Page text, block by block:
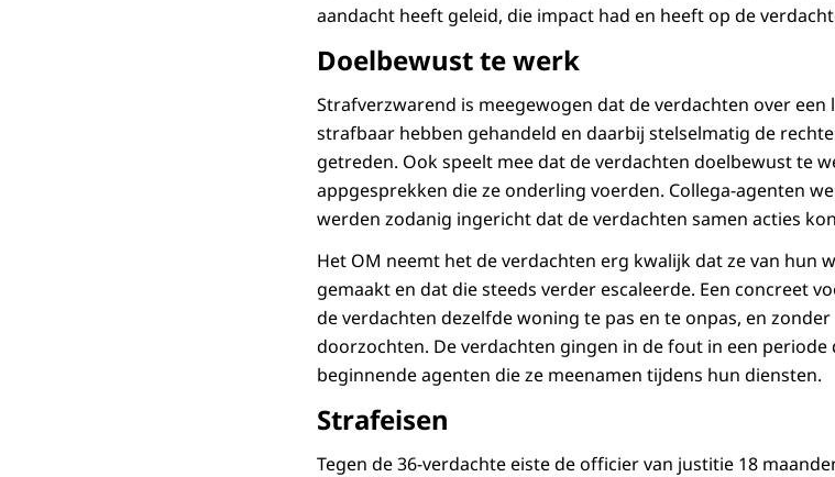
aandacht heeft geleid, die impact had en heeft op de
Doelbewust te werk
Strafverzwarend is meegewogen dat de verdachten over
strafbaar hebben gehandeld en daarbij stelselmatig de
getreden. Ook speelt mee dat de verdachten doelbewust te
appgesprekken die ze onderling voerden. Collega-agenten
werden zodanig ingericht dat de verdachten samen acties
Het OM neemt het de verdachten erg kwalijk dat ze van hun
gemaakt en dat die steeds verder escaleerde. Een concreet
de verdachten dezelfde woning te pas en te onpas, en
doorzochten. De verdachten gingen in de fout in een
beginnende agenten die ze meenamen tijdens hun diensten.
Strafeisen
Tegen de 36-verdachte eiste de officier van justitie 18